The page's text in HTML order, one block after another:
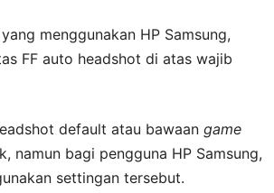
menggunakan HP Samsung,
FF auto headshot di atas wajib
default atau bawaan game
namun bagi pengguna HP Samsung,
settingan tersebut.